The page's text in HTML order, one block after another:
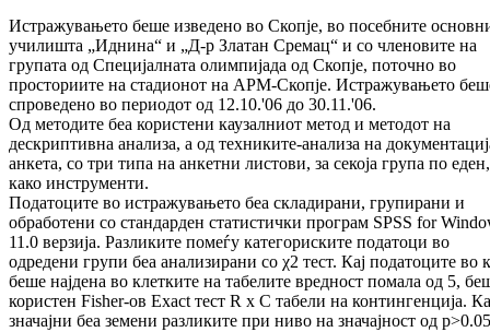
Истражувањето беше изведено во Скопје, во посебните
училишта „Иднина“ и „Д-р Златан Сремац“ и со членовите на
групата од Специјалната олимпијада од Скопје, поточно во
просториите на стадионот на АРМ-Скопје. Истражувањето
спроведено во периодот од 12.10.'06 до 30.11.'06.
Од методите беа користени каузалниот метод и методот на
дескриптивна анализа, а од техниките-анализа на
анкета, со три типа на анкетни листови, за секоја група по еден,
како инструменти.
Податоците во истражувањето беа складирани, групирани и
обработени со стандарден статистички програм SPSS for
11.0 верзија. Разликите помеѓу категориските податоци во
одредени групи беа анализирани со χ2 тест. Кај податоците во
беше најдена во клетките на табелите вредност помала од 5,
користен Fisher-ов Exact тест R x C табели на контингенција.
значајни беа земени разликите при ниво на значајност од